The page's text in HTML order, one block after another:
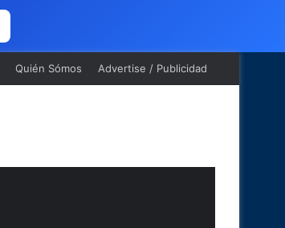
Quién Sómos Advertise / Publicidad